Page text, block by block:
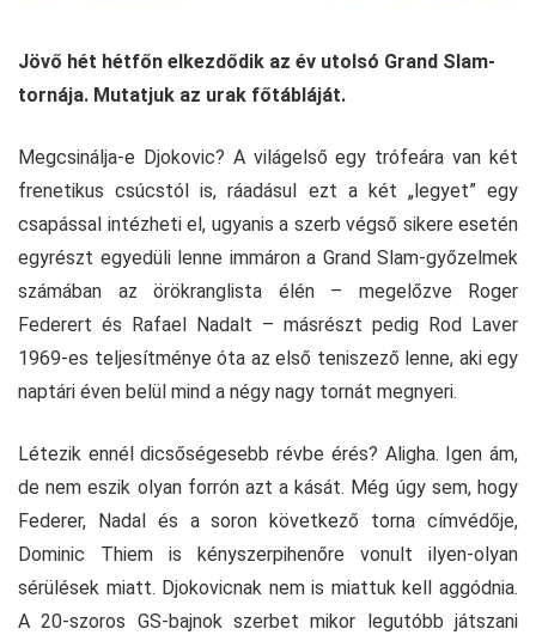
Jövő hét hétfőn elkezdődik az év utolsó Grand Slam-
tornája. Mutatjuk az urak főtábláját.
Megcsinálja-e Djokovic? A világelső egy trófeára van két
frenetikus csúcstól is, ráadásul ezt a két „legyet” egy
csapással intézheti el, ugyanis a szerb végső sikere esetén
egyrészt egyedüli lenne immáron a Grand Slam-győzelmek
számában az örökranglista élén – megelőzve Roger
Federert és Rafael Nadalt – másrészt pedig Rod Laver
1969-es teljesítménye óta az első teniszező lenne, aki egy
naptári éven belül mind a négy nagy tornát megnyeri.
Létezik ennél dicsőségesebb révbe érés? Aligha. Igen ám,
de nem eszik olyan forrón azt a kását. Még úgy sem, hogy
Federer, Nadal és a soron következő torna címvédője,
Dominic Thiem is kényszerpihenőre vonult ilyen-olyan
sérülések miatt. Djokovicnak nem is miattuk kell aggódnia.
A 20-szoros GS-bajnok szerbet mikor legutóbb játszani